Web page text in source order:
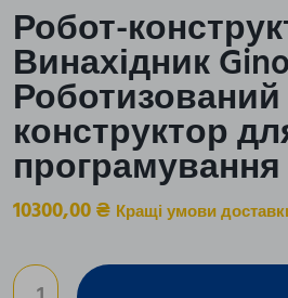
Робот-
Винахідник
Роботизований
конструктор
програмування
10300,00₴ Кращі умови